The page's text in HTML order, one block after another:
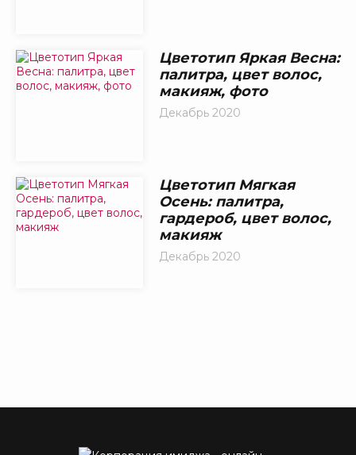
Цветотип Яркая Весна:
палитра, цвет волос,
макияж, фото
Декабрь 2020
Цветотип Мягкая
Осень: палитра,
гардероб, цвет волос,
макияж
Декабрь 2020